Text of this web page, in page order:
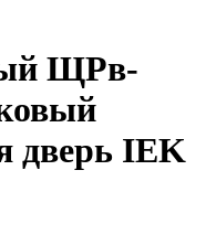
ЩРв-
дверь IEK